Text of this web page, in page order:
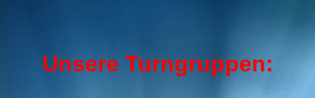
Unsere Turngruppen: